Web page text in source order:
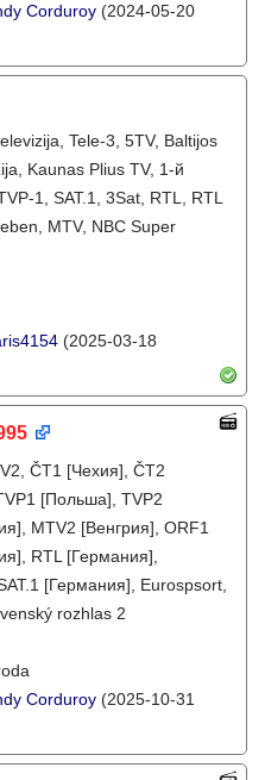
Corduroy (2024-05-20
Tele-3, 5TV, Baltijos
Kaunas Plius TV, 1-й
1, SAT.1, 3Sat, RTL, RTL
MTV, NBC Super
(2025-03-18
ČT1 [Чехия], ČT2
[Польша], TVP2
MTV2 [Венгрия], ORF1
RTL [Германия],
[Германия], Eurospsort,
rozhlas 2
Corduroy (2025-10-31